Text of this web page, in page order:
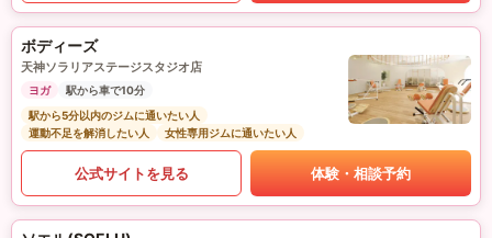
ボディーズ
天神ソラリアステージスタジオ店
ヨガ
駅から車で10分
駅から5分以内のジムに通いたい人
運動不足を解消したい人
女性専用ジムに通いたい人
公式サイトを見る 体験・相談予約